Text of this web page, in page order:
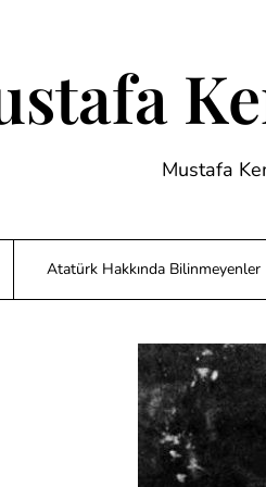
Mustafa
Atatürk Hakkında Bilinmeyenler